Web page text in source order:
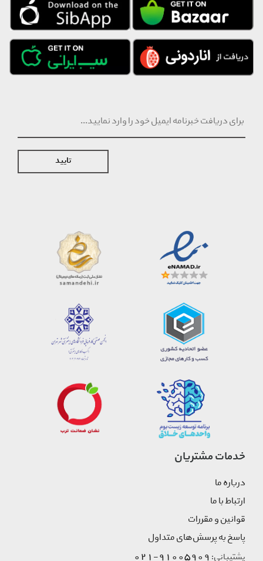
تایید
خدمات مشتریان
درباره ما
ارتباط با ما
قوانین و مقررات
پاسخ به پرسش‌های متداول
پشتیبانی: 91005909-021